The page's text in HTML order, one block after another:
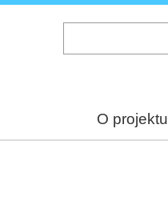
O projektu